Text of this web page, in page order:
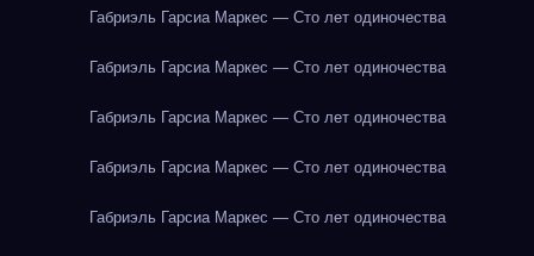
Габриэль Гарсиа Маркес — Сто лет одиночества
Габриэль Гарсиа Маркес — Сто лет одиночества
Габриэль Гарсиа Маркес — Сто лет одиночества
Габриэль Гарсиа Маркес — Сто лет одиночества
Габриэль Гарсиа Маркес — Сто лет одиночества